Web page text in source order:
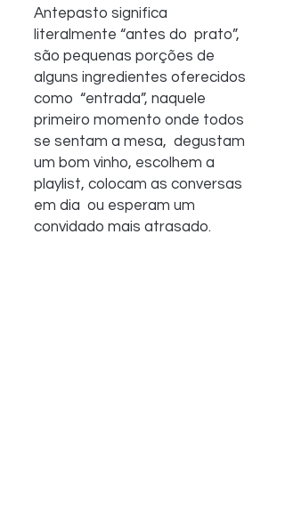
Antepasto significa
literalmente “antes do  prato”,
são pequenas porções de
alguns ingredientes oferecidos
como  “entrada”, naquele
primeiro momento onde todos
se sentam a mesa,  degustam
um bom vinho, escolhem a
playlist, colocam as conversas
em dia  ou esperam um
convidado mais atrasado.